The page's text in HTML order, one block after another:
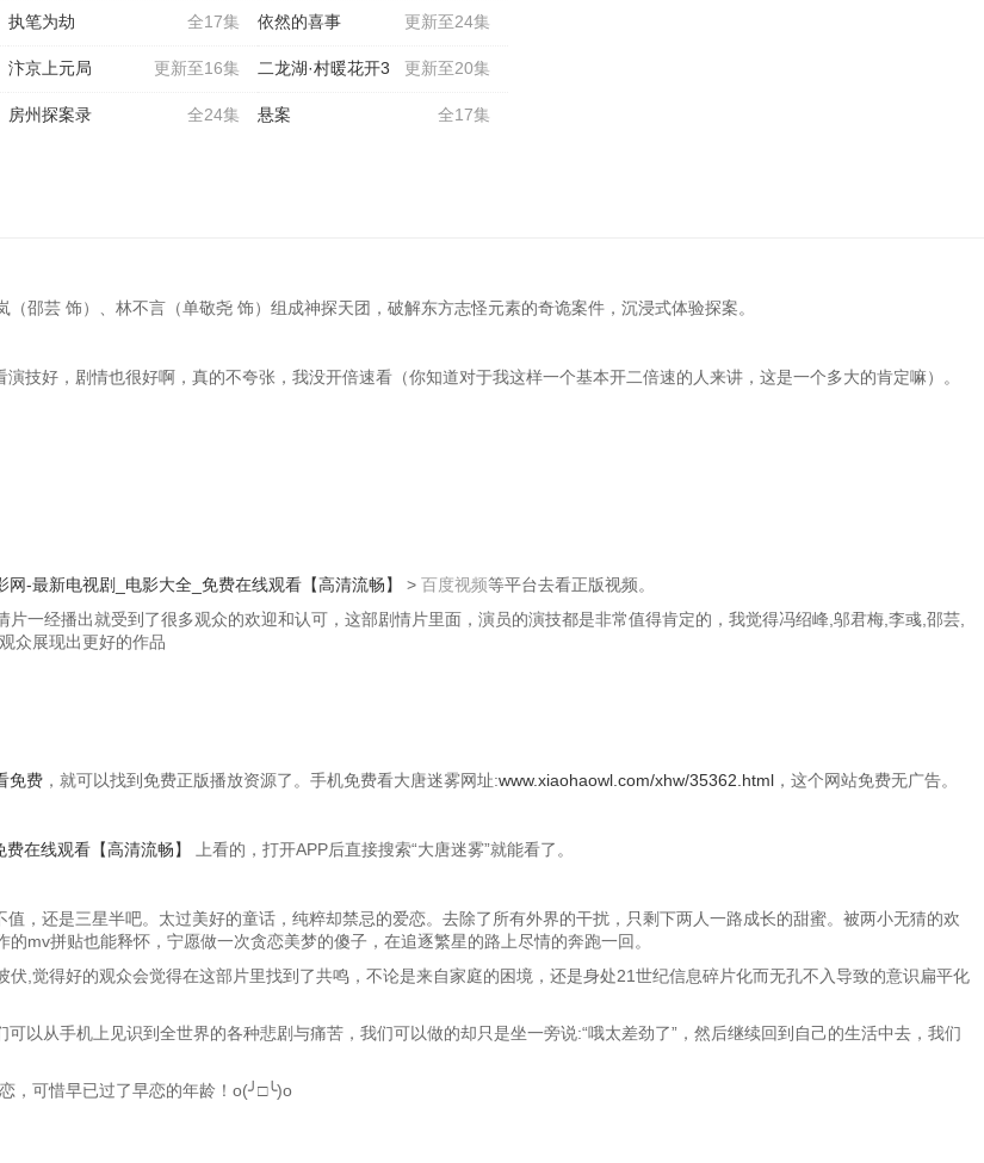
全17集
执笔为劫 更新至24集
依然的喜事
更新至16集
汴京上元局 更新至20集
二龙湖·村暖花开3
全24集
房州探案录 全17集
悬案
邵芸 饰）、林不言（单敬尧 饰）组成神探天团，破解东方志怪元素的奇诡案件，沉浸式体验探案。
技好，剧情也很好啊，真的不夸张，我没开倍速看（你知道对于我这样一个基本开二倍速的人来讲，这是一个多大的肯定嘛）。
网-最新电视剧_电影大全_免费在线观看【高清流畅】 > 百度视频等平台去看正版视频。
一经播出就受到了很多观众的欢迎和认可，这部剧情片里面，演员的演技都是非常值得肯定的，我觉得冯绍峰,邬君梅,李彧,邵芸,
众展现出更好的作品
免费 ，就可以找到免费正版播放资源了。手机免费看大唐迷雾网址:www.xiaohaowl.com/xhw/35362.html ，这个网站免费无广告。
在线观看【高清流畅】
上看的，打开APP后直接搜索“大唐迷雾”就能看了。
，还是三星半吧。太过美好的童话，纯粹却禁忌的爱恋。去除了所有外界的干扰，只剩下两人一路成长的甜蜜。被两小无猜的欢
mv拼贴也能释怀，宁愿做一次贪恋美梦的傻子，在追逐繁星的路上尽情的奔跑一回。
,觉得好的观众会觉得在这部片里找到了共鸣，不论是来自家庭的困境，还是身处21世纪信息碎片化而无孔不入导致的意识扁平化
以从手机上见识到全世界的各种悲剧与痛苦，我们可以做的却只是坐一旁说:“哦太差劲了”，然后继续回到自己的生活中去，我们
，可惜早已过了早恋的年龄！o(╯□╰)o